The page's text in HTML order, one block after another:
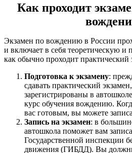
Как проходит
Экзамен по вождению в России
и включает в себя теоретическую и
как обычно проходит практический
Подготовка к экзамену:
сдавать практический
зарегистрированы в
курс обучения вождению.
вас готовым, вы можете
Запись на экзамен: в
автошкола поможет вам
Государственной инспекции
движения (ГИБДД). Вы